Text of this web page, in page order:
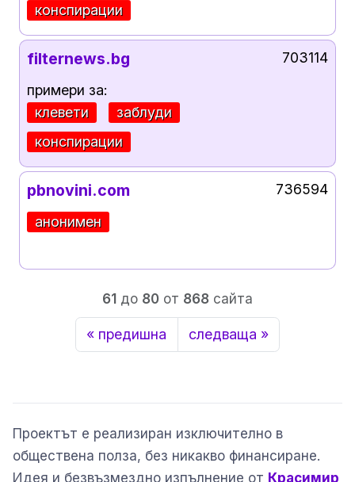
конспирации
filternews.bg
примери за:
клевети
заблуди
конспирации
703114
pbnovini.com
анонимен
736594
61 до 80 от 868 сайта
« предишна следваща »
Проектът е реализиран изключително в
обществена полза, без никакво финансиране.
Идея и безвъзмездно изпълнение от Красимир